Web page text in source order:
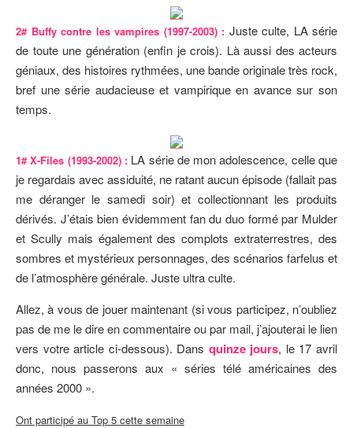
2# Buffy contre les vampires (1997-2003) : Juste culte, LA série
de toute une génération (enfin je crois). Là aussi des acteurs
géniaux, des histoires rythmées, une bande originale très rock,
bref une série audacieuse et vampirique en avance sur son
temps.
1# X-Files (1993-2002) : LA série de mon adolescence, celle que
je regardais avec assiduité, ne ratant aucun épisode (fallait pas
me déranger le samedi soir) et collectionnant les produits
dérivés. J’étais bien évidemment fan du duo formé par Mulder
et Scully mais également des complots extraterrestres, des
sombres et mystérieux personnages, des scénarios farfelus et
de l’atmosphère générale. Juste ultra culte.
Allez, à vous de jouer maintenant (si vous participez, n’oubliez
pas de me le dire en commentaire ou par mail, j’ajouterai le lien
vers votre article ci-dessous). Dans quinze jours, le 17 avril
donc, nous passerons aux « séries télé américaines des
années 2000 ».
Ont participé au Top 5 cette semaine